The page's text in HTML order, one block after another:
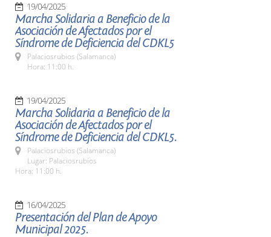
19/04/2025
Marcha Solidaria a Beneficio de la
Asociación de Afectados por el
Síndrome de Deficiencia del CDKL5
Palaciosrubios (Salamanca)
Hora: 11:00 h.
19/04/2025
Marcha Solidaria a Beneficio de la
Asociación de Afectados por el
Síndrome de Deficiencia del CDKL5.
Palaciosrubios (Salamanca)
Lugar: Palaciosrubios
Hora: 11:00 h.
16/04/2025
Presentación del Plan de Apoyo
Municipal 2025.